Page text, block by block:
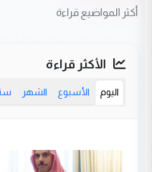
أكثر المواضيع قراءة
الأكثر قراءة
اليوم الأسبوع الشهر